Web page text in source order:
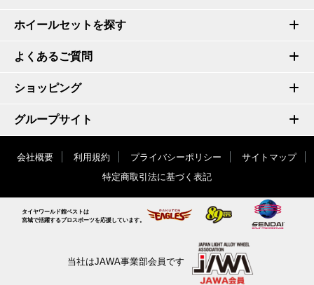
ホイールセットを探す
よくあるご質問
ショッピング
グループサイト
会社概要 利用規約 プライバシーポリシー
サイトマップ
特定商取引法に基づく表記
タイヤワールド館ベストは
宮城で活躍するプロスポーツを応援しています。
当社はJAWA事業部会員です